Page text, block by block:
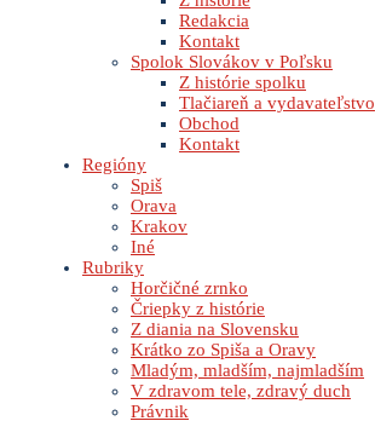
Redakcia
Kontakt
Spolok Slovákov v Poľsku
Z histórie spolku
Tlačiareň a vydavateľstvo
Obchod
Kontakt
Regióny
Spiš
Orava
Krakov
Iné
Rubriky
Horčičné zrnko
Čriepky z histórie
Z diania na Slovensku
Krátko zo Spiša a Oravy
Mladým, mladším, najmladším
V zdravom tele, zdravý duch
Právnik